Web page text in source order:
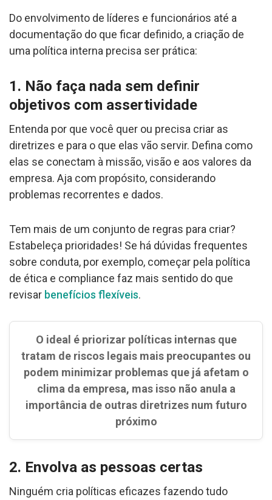
Do envolvimento de líderes e funcionários até a
documentação do que ficar definido, a criação de
uma política interna precisa ser prática:
1. Não faça nada sem definir
objetivos com assertividade
Entenda por que você quer ou precisa criar as
diretrizes e para o que elas vão servir. Defina como
elas se conectam à missão, visão e aos valores da
empresa. Aja com propósito, considerando
problemas recorrentes e dados.
Tem mais de um conjunto de regras para criar?
Estabeleça prioridades! Se há dúvidas frequentes
sobre conduta, por exemplo, começar pela política
de ética e compliance faz mais sentido do que
revisar benefícios flexíveis.
O ideal é priorizar políticas internas que
tratam de riscos legais mais preocupantes ou
podem minimizar problemas que já afetam o
clima da empresa, mas isso não anula a
importância de outras diretrizes num futuro
próximo
2. Envolva as pessoas certas
Ninguém cria políticas eficazes fazendo tudo